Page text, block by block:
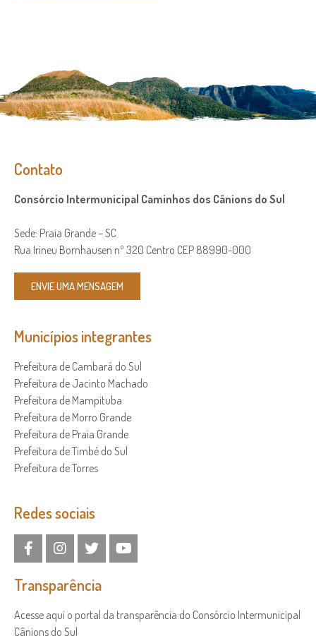
Contato
Consórcio Intermunicipal Caminhos dos Cânions do Sul
Sede: Praia Grande – SC
Rua Irineu Bornhausen nº 320 Centro CEP 88990-000
ENVIE UMA MENSAGEM
Municípios integrantes
Prefeitura de Cambará do Sul
Prefeitura de Jacinto Machado
Prefeitura de Mampituba
Prefeitura de Morro Grande
Prefeitura de Praia Grande
Prefeitura de Timbé do Sul
Prefeitura de Torres
Redes sociais
Transparência
Acesse aqui o portal da transparência do Consórcio Intermunicipal
Cânions do Sul